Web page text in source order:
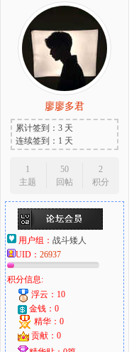
廖廖多君
累计签到：3 天
连续签到：1 天
1
主题
50
回帖
2
积分
用户组： 战斗矮人
UID： 26937
积分信息:
浮云：10
金钱：0
精华：0
贡献：0